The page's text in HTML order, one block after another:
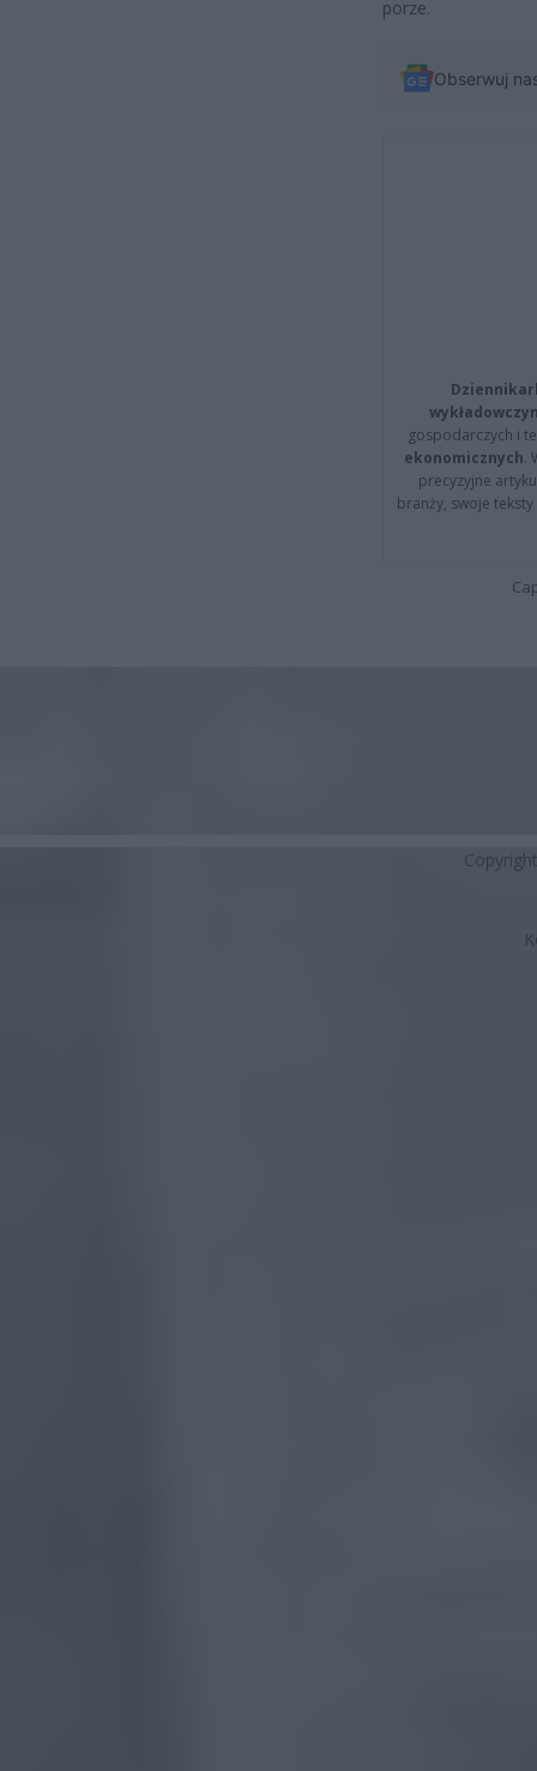
porze.
Obserwuj
gospodarczych i
ekonomicznych.
precyzyjne
branży, swoje